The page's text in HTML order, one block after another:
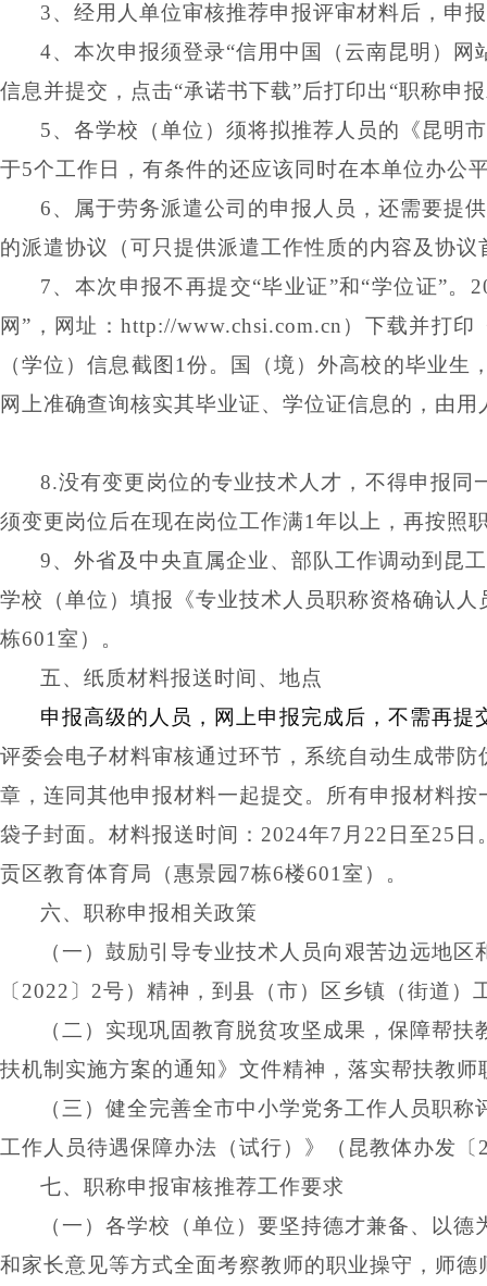
3、经用人单位审核推荐申报评审材料后，申
4、 本次申报须登录“信用中国（云南昆明）网
信息并提交 ， 点击“承诺书下载”后打印出“职称申
5、 各学校（单位）须将拟推荐人员的《昆明
于5个工作日，有条件的还应该同时在本单位办公
6、属于劳务派遣公司的申报人员，还需要提
的派遣协议（可只提供派遣工作性质的内容及协议
7、本次申报不再提交“毕业证”和“学位证”
网”，网址：http://www.chsi.com.cn）下载并打
（学位）信息截图1份。国（境）外高校的毕业生
网上准确查询核实其毕业证、学位证信息的，由
8.没有变更岗位的专业技术人才，不得申报
须变更岗位后在现在岗位工作满1年以上，再按照
9、外省及中央直属企业、部队工作调动到昆
学校（单位）填报《专业技术人员职称资格确认
栋601室）。
五、纸质材料报送时间、地点
申报高级的人员，网
上申报完成后，不需再提
评委会电子材料审核通过环节，系统自动生成带
章，连同其他申报材料一起提交。所有申报材料
袋子封面。 材料报送时间： 2024年7 月 22 日至25 日
贡区教育体育局（惠景园7栋6楼601室 ）。
六、职称申报相关政策
（一）鼓励引导专业技术人员向艰苦边远地
〔2022〕2号）精神，到县（市）区乡镇（街道
（二）实现巩固教育脱贫攻坚成果，保障帮
扶机制实施方案的通知》文件精神，落实帮扶教师
（三）健全完善全市中小学党务工作人员职
工作人员待遇保障办法（试行）》（昆教体办发〔
七、职称申报审核推荐工作要求
（一）各学校（单位）要坚持德才兼备、以
和家长意见等方式全面考察教师的职业操守，师德